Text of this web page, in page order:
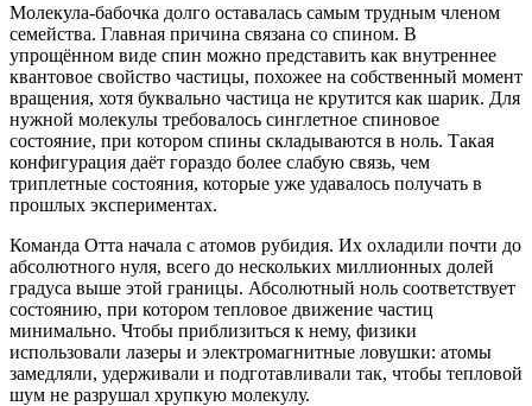
Молекула-бабочка долго оставалась самым трудным членом
семейства. Главная причина связана со спином. В
упрощённом виде спин можно представить как внутреннее
квантовое свойство частицы, похожее на собственный момент
вращения, хотя буквально частица не крутится как шарик. Для
нужной молекулы требовалось синглетное спиновое
состояние, при котором спины складываются в ноль. Такая
конфигурация даёт гораздо более слабую связь, чем
триплетные состояния, которые уже удавалось получать в
прошлых экспериментах.
Команда Отта начала с атомов рубидия. Их охладили почти до
абсолютного нуля, всего до нескольких миллионных долей
градуса выше этой границы. Абсолютный ноль соответствует
состоянию, при котором тепловое движение частиц
минимально. Чтобы приблизиться к нему, физики
использовали лазеры и электромагнитные ловушки: атомы
замедляли, удерживали и подготавливали так, чтобы тепловой
шум не разрушал хрупкую молекулу.